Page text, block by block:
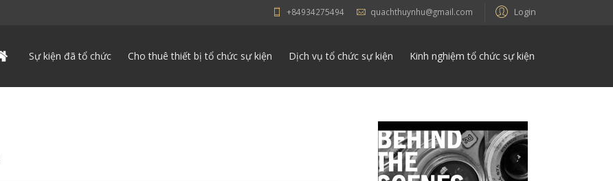
Login
+84934275494 quachthuynhu@gmail.com
Sự kiện đã tổ chức Cho thuê thiết bị tổ chức sự kiện Dịch vụ tổ chức sự kiện Kinh nghiệm tổ chức sự kiện